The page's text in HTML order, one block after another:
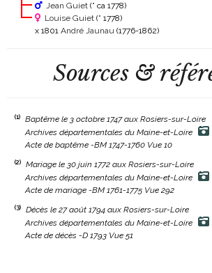
Jean Guiet (° ca 1778)
Louise Guiet (° 1778)
x 1801 André Jaunau (1776-1862)
Sources &
(1)
Baptême le 3 octobre 1747 aux Rosiers-sur-Loire
Archives départementales du Maine-et-Loire
Acte de baptême -BM 1747-1760 Vue 10
(2)
Mariage le 30 juin 1772 aux Rosiers-sur-Loire
Archives départementales du Maine-et-Loire
Acte de mariage -BM 1761-1775 Vue 292
(3)
Décès le 27 août 1794 aux Rosiers-sur-Loire
Archives départementales du Maine-et-Loire
Acte de décès -D 1793 Vue 51